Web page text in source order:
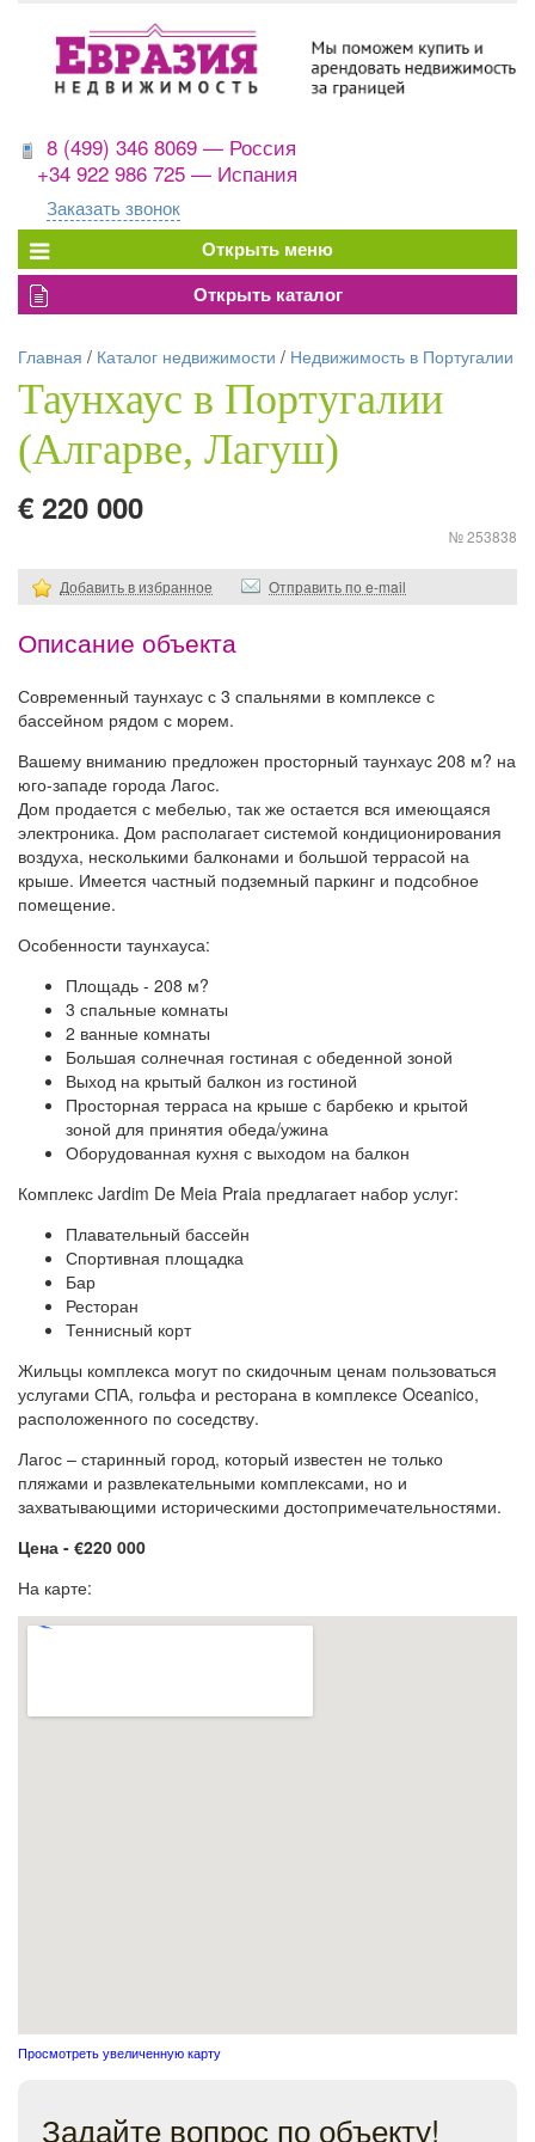
8 (499) 346 8069 — Россия
+34 922 986 725 — Испания
Заказать звонок
Главная / Каталог недвижимости / Недвижимость в Португалии
Таунхаус в Португалии
(Алгарве, Лагуш)
€ 220 000
№ 253838
Добавить в избранное Отправить по e-mail
Описание объекта
Современный таунхаус с 3 спальнями в комплексе с
бассейном рядом с морем.
Вашему вниманию предложен просторный таунхаус 208 м? на
юго-западе города Лагос.
Дом продается с мебелью, так же остается вся имеющаяся
электроника. Дом располагает системой кондиционирования
воздуха, несколькими балконами и большой террасой на
крыше. Имеется частный подземный паркинг и подсобное
помещение.
Особенности таунхауса:
Площадь - 208 м?
3 спальные комнаты
2 ванные комнаты
Большая солнечная гостиная с обеденной зоной
Выход на крытый балкон из гостиной
Просторная терраса на крыше с барбекю и крытой
зоной для принятия обеда/ужина
Оборудованная кухня с выходом на балкон
Комплекс Jardim De Meia Praia предлагает набор услуг:
Плавательный бассейн
Спортивная площадка
Бар
Ресторан
Теннисный корт
Жильцы комплекса могут по скидочным ценам пользоваться
услугами СПА, гольфа и ресторана в комплексе Oceanico,
расположенного по соседству.
Лагос – старинный город, который известен не только
пляжами и развлекательными комплексами, но и
захватывающими историческими достопримечательностями.
Цена - €220 000
На карте:
Просмотреть увеличенную карту
Задайте вопрос по объекту!